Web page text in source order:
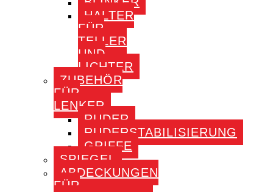
HALTER
FÜR
TELLER
UND
LICHTER
ZUBEHÖR
FÜR
LENKER
RUDER
RUDERSTABILISIERUNG
GRIFFE
SPIEGEL
ABDECKUNGEN
FÜR